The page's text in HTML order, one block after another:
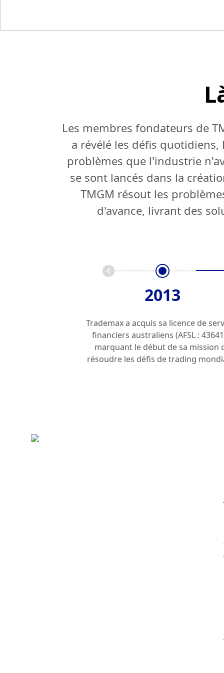
Les membres fondateurs de
a révélé les défis
problèmes que l'industrie
se sont lancés dans la
TMGM résout les
d'avance, livrant des
2013
Trademax a acquis sa licence de
financiers australiens (AFSL :
marquant le début de sa mission
résoudre les défis de trading